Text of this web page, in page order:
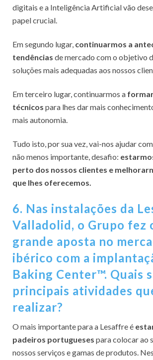
digitais e a Inteligência Artificial vão
papel crucial.
Em segundo lugar, continuarmos a
tendências de mercado com o objetivo
soluções mais adequadas aos nossos
Em terceiro lugar, continuarmos a
técnicos para lhes dar mais
mais autonomia.
Tudo isto, por sua vez, vai-nos ajudar
não menos importante, desafio:
perto dos nossos clientes e
que lhes oferecemos.
6. Nas instalações da
Valladolid, o Grupo fez
grande aposta no
ibérico com a
Baking Center™. Quais
principais atividades
realizar?
O mais importante para a Lesaffre é
padeiros portugueses para colocar ao
nossos serviços e gamas de produtos.